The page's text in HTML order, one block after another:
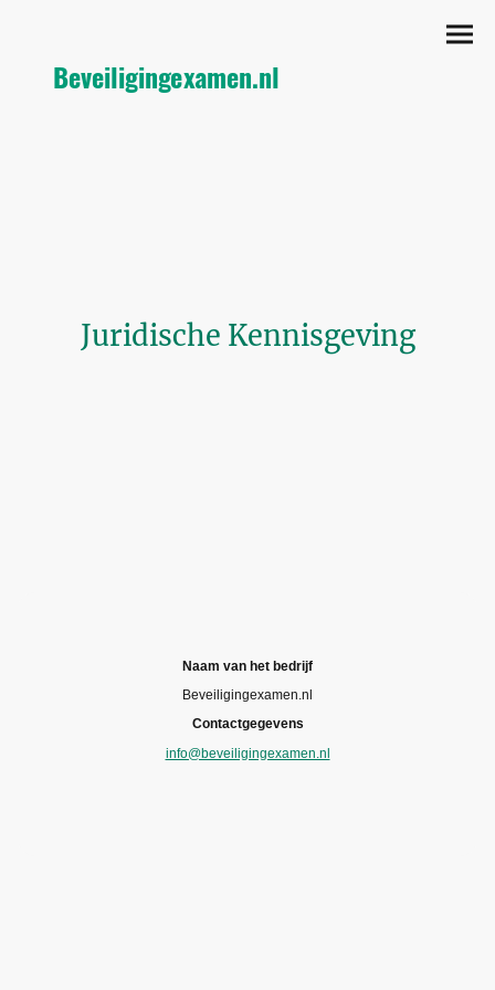
Beveiligingexamen.nl
Juridische Kennisgeving
Naam van het bedrijf
Beveiligingexamen.nl
Contactgegevens
info@beveiligingexamen.nl